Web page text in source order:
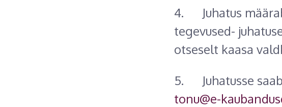
4. Juhatus
tegevused-
otseselt kaasa
5. Juhatusse
tonu@e-